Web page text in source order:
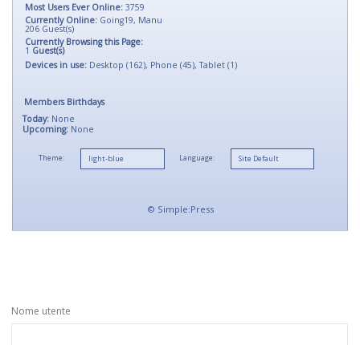
Most Users Ever Online: 3759
Currently Online: Going19, Manu
206 Guest(s)
Currently Browsing this Page:
1 Guest(s)
Devices in use: Desktop (162), Phone (45), Tablet (1)
Members Birthdays
Today: None
Upcoming: None
Theme: Language:
© Simple:Press
Nome utente